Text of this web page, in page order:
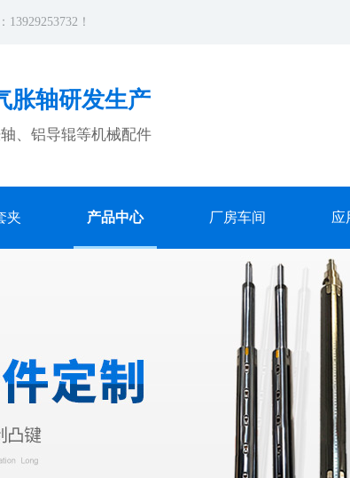
！
胀轴研发生产
、铝导辊等机械配件
夹 产品中心 厂房车间 应